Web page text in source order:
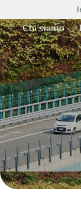
Chi siamo